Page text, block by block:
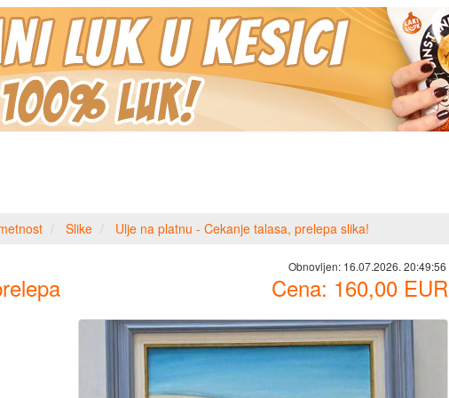
Slike Ulje na platnu - Cekanje talasa, prelepa slika!
Obnovljen: 16.07.2026. 20:49:56
Cena: 160,00 EUR